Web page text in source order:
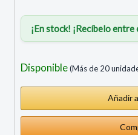
¡En stock! ¡Recíbelo
Disponible(Más de 20